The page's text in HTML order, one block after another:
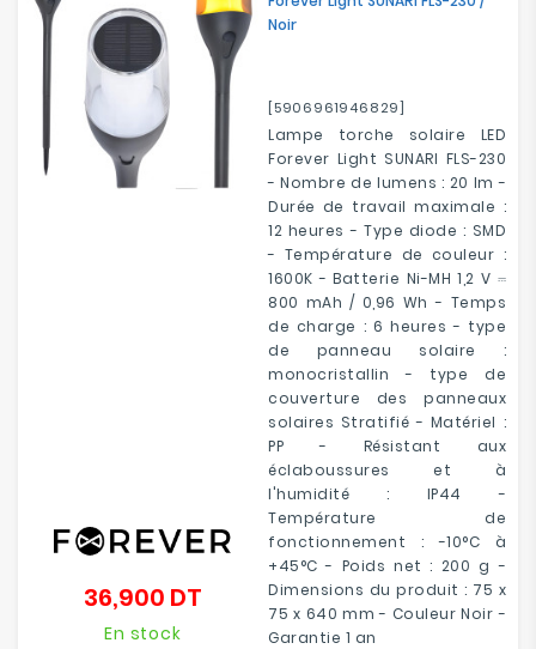
Noir
[5906961946829]
Lampe torche solaire LED
Forever Light SUNARI FLS-230
- Nombre de lumens : 20 lm -
Durée de travail maximale :
12 heures - Type diode : SMD
- Température de couleur :
1600K - Batterie Ni-MH 1,2 V ⎓
800 mAh / 0,96 Wh - Temps
de charge : 6 heures - type
de panneau solaire :
monocristallin - type de
couverture des panneaux
solaires Stratifié - Matériel :
PP - Résistant aux
éclaboussures et à
l'humidité : IP44 -
Température de
fonctionnement : -10°C à
+45°C - Poids net : 200 g -
Dimensions du produit : 75 x
75 x 640 mm - Couleur Noir -
Garantie 1 an
36,900 DT
En stock